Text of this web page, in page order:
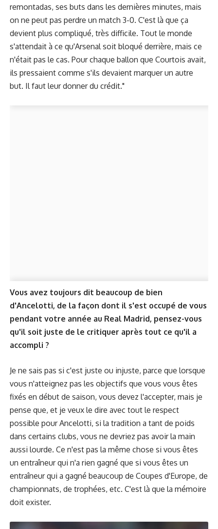
remontadas, ses buts dans les dernières minutes, mais
on ne peut pas perdre un match 3-0. C'est là que ça
devient plus compliqué, très difficile. Tout le monde
s'attendait à ce qu'Arsenal soit bloqué derrière, mais ce
n'était pas le cas. Pour chaque ballon que Courtois avait,
ils pressaient comme s'ils devaient marquer un autre
but. Il faut leur donner du crédit."
Vous avez toujours dit beaucoup de bien
d'Ancelotti, de la façon dont il s'est occupé de vous
pendant votre année au Real Madrid, pensez-vous
qu'il soit juste de le critiquer après tout ce qu'il a
accompli ?
Je ne sais pas si c'est juste ou injuste, parce que lorsque
vous n'atteignez pas les objectifs que vous vous êtes
fixés en début de saison, vous devez l'accepter, mais je
pense que, et je veux le dire avec tout le respect
possible pour Ancelotti, si la tradition a tant de poids
dans certains clubs, vous ne devriez pas avoir la main
aussi lourde. Ce n'est pas la même chose si vous êtes
un entraîneur qui n'a rien gagné que si vous êtes un
entraîneur qui a gagné beaucoup de Coupes d'Europe, de
championnats, de trophées, etc. C'est là que la mémoire
doit exister.